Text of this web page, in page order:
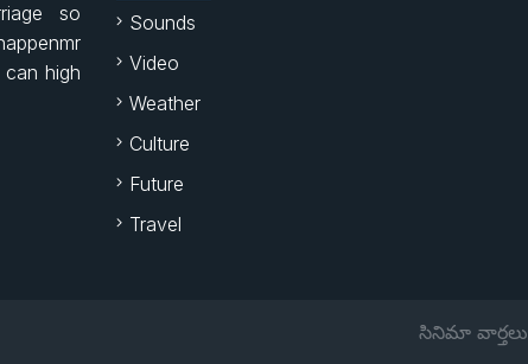
so
high
Sounds
Video
Weather
Culture
Future
Travel
సినిమా వార్తలు